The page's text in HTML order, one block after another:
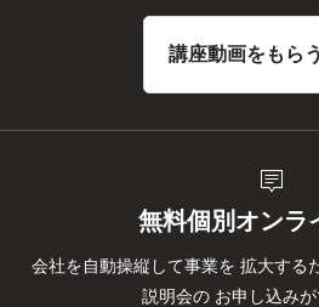
講座動画をもらう
tooltip_2
無料個別オンラ
会社を自動操縦して事業を 拡大する
説明会の お申し込みが